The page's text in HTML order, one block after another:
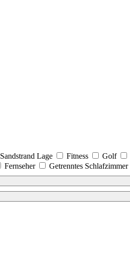
Sandstrand Lage Fitness Golf
Fernseher Getrenntes Schlafzimmer